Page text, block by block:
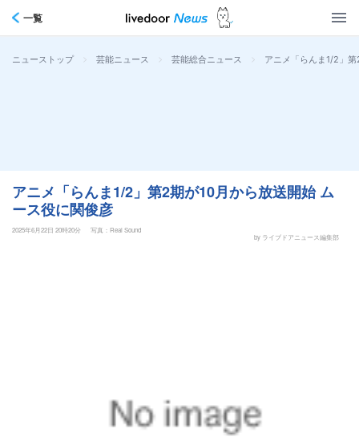
一覧
ニューストップ > 芸能ニュース > 芸能総合ニュース > アニメ「らんま1/2」
アニメ「らんま1/2」第2期が10月から放送開始 ム
ース役に関俊彦
2025年6月22日 20時20分
写真：Real Sound
by ライブドアニュース編集部